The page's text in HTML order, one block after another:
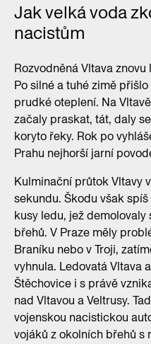
Jak velká voda
nacistům
Rozvodněná Vltava
Po silné a tuhé zimě
prudké oteplení. Na
začaly praskat, tát, daly
koryto řeky. Rok po
Prahu nejhorší jarní
Kulminační průtok Vltavy
sekundu. Škodu však
kusy ledu, jež
břehů. V Praze měly
Braníku nebo v Troji,
vyhnula. Ledovatá Vltava
Štěchovice i s právě
nad Vltavou a Veltrusy.
vojenskou nacistickou
vojáků z okolních břehů s